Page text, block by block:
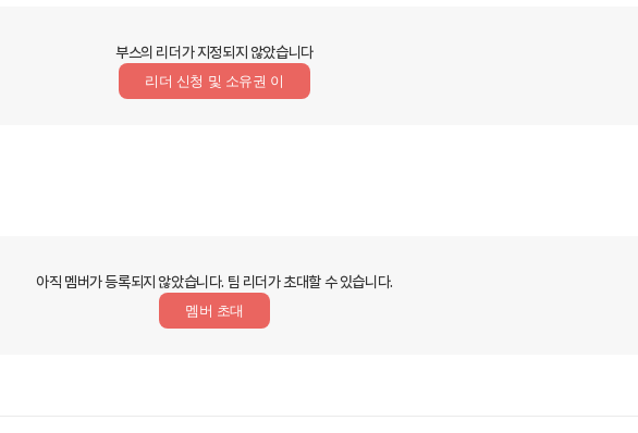
부스의 리더가 지정되지 않았습니다
리더 신청 및 소유권 이
아직 멤버가 등록되지 않았습니다. 팀 리더가 초대할 수 있습니다.
멤버 초대